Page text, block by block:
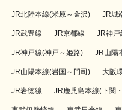
JR北陸本線(米原～金沢) JR城
JR武豊線 JR京都線 JR神戸
JR神戸線(神戸～姫路) JR山陽
JR山陽本線(岩国～門司) 大阪
JR岩徳線 JR鹿児島本線(下関